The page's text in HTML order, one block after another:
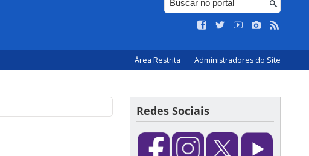
Área Restrita Administradores do Site
Redes Sociais